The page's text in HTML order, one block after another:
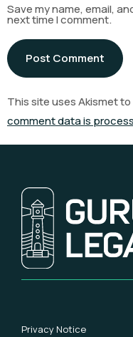
Save my name, email,
next time I comment.
This site uses Akismet
comment data is
Privacy Notice